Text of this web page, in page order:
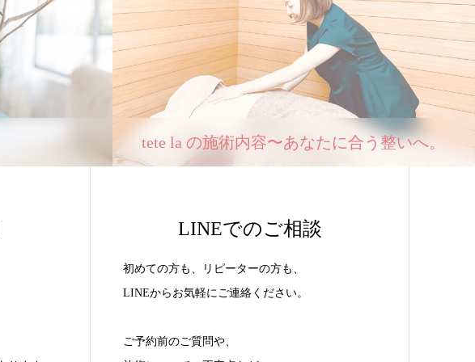
tete la の施術内容〜あなたに合う整いへ。
LINEでのご相談
初めての方も、リピーターの方も、
LINEからお気軽にご連絡ください。
ご予約前のご質問や、